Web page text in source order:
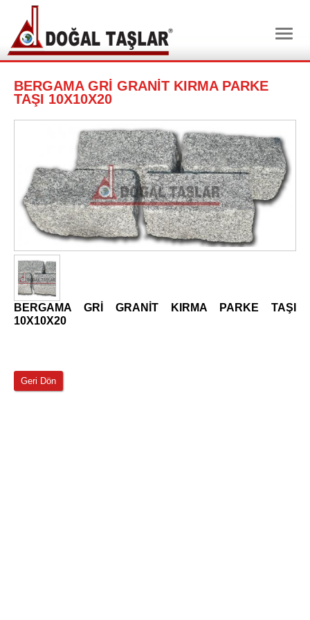
BERGAMA GRİ GRANİT KIRMA PARKE
TAŞI 10X10X20
BERGAMA GRİ GRANİT KIRMA PARKE TAŞI
10X10X20
Geri Dön